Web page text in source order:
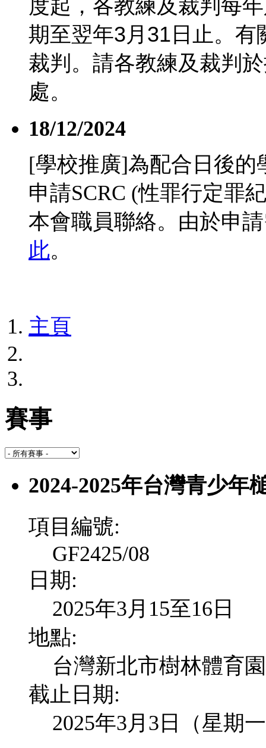
度起，各教練及裁判每
期至翌年3月 31 日止。
裁判。請各教練及裁判
處。
18/12/2024
[學校推廣]為配合日後的
申請SCRC (性罪行定罪
本會職員聯絡。由於申
此。
主頁
賽事
2024-2025年台灣青少年
項目編號:
GF2425/08
日期:
2025年3月15至16日
地點:
台灣新北市樹林體育
截止日期:
2025年3月3日（星期